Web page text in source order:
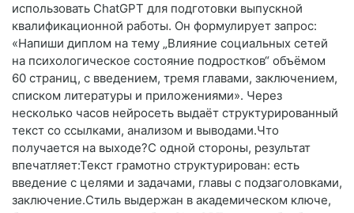
использовать ChatGPT для подготовки выпускной
квалификационной работы. Он формулирует запрос:
«Напиши диплом на тему „Влияние социальных сетей
на психологическое состояние подростков“ объёмом
60 страниц, с введением, тремя главами, заключением,
списком литературы и приложениями». Через
несколько часов нейросеть выдаёт структурированный
текст со ссылками, анализом и выводами.Что
получается на выходе?С одной стороны, результат
впечатляет:Текст грамотно структурирован: есть
введение с целями и задачами, главы с подзаголовками,
заключение.Стиль выдержан в академическом ключе,